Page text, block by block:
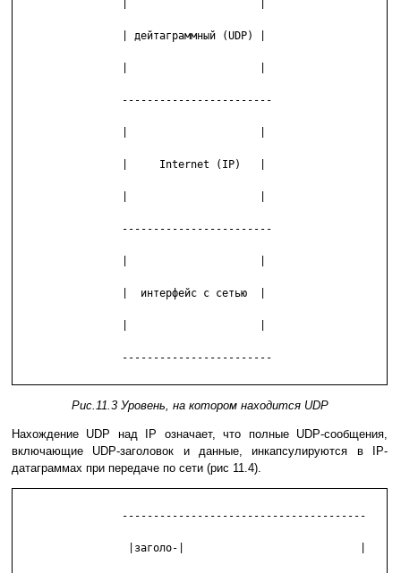
                 | дейтаграммный (UDP) |
                 ------------------------
                 |     Internet (IP)   |
                 ------------------------
                 |  интерфейс с сетью  |
                 ------------------------
Рис.11.3 Уровень, на котором находится UDP
Нахождение UDP над IP означает, что полные UDP-сообщения,
включающие UDP-заголовок и данные, инкапсулируются в IP-
датагpаммах при передаче по сети (pис 11.4).
                 ---------------------------------------
                  |заголо-|                            |